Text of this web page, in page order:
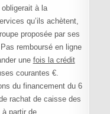
à la
qu’ils achètent,
proposée par ses
remboursé en ligne
une fois la crédit
courantes €.
du financement du 6
rachat de caisse des
partir de